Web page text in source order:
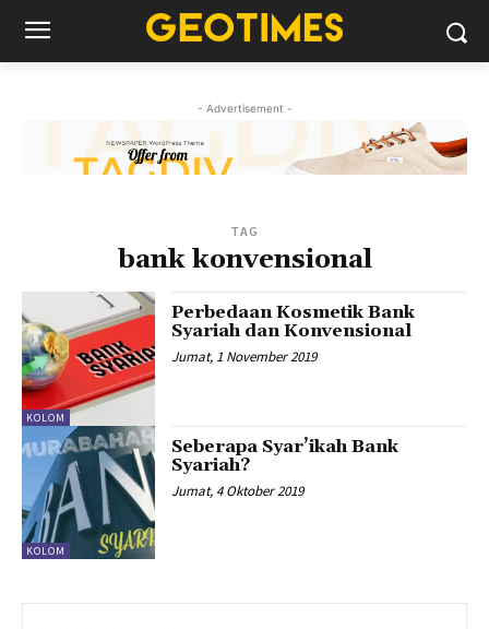
- Advertisement -
TAG
bank konvensional
KOLOM
Perbedaan Kosmetik Bank
Syariah dan Konvensional
Jumat, 1 November 2019
KOLOM
Seberapa Syar’ikah Bank
Syariah?
Jumat, 4 Oktober 2019